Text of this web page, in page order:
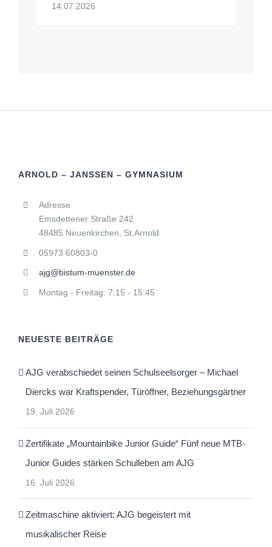
14.07.2026
ARNOLD – JANSSEN – GYMNASIUM
Adresse
Emsdettener Straße 242
48485 Neuenkirchen, St.Arnold
05973 60803-0
ajg@bistum-muenster.de
Montag - Freitag: 7:15 - 15:45
NEUESTE BEITRÄGE
AJG verabschiedet seinen Schulseelsorger – Michael
Diercks war Kraftspender, Türöffner, Beziehungsgärtner
19. Juli 2026
Zertifikate „Mountainbike Junior Guide“ Fünf neue MTB-
Junior Guides stärken Schulleben am AJG
16. Juli 2026
Zeitmaschine aktiviert: AJG begeistert mit
musikalischer Reise